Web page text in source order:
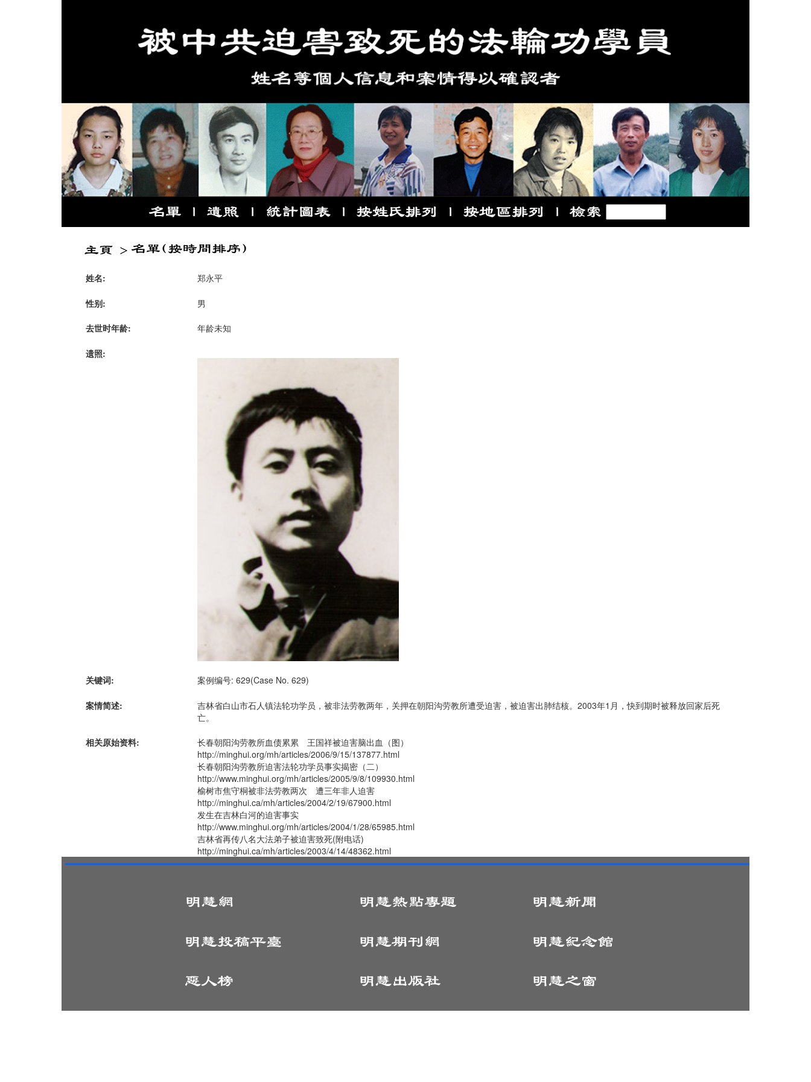
姓名: 郑永平
性别: 男
去世时年龄: 年龄未知
遗照:
关键词: 案例编号: 629(Case No. 629)
案情简述:
吉林省白山市石人镇法轮功学员，被非法劳教两年，关押在朝阳沟劳教所遭受迫害，被迫害出肺结核。2003年1月，快到期时被释放回家后死
亡。
相关原始资料:
长春朝阳沟劳教所血债累累 王国祥被迫害脑出血（图）
http://minghui.org/mh/articles/2006/9/15/137877.html
长春朝阳沟劳教所迫害法轮功学员事实揭密（二）
http://www.minghui.org/mh/articles/2005/9/8/109930.html
榆树市焦守桐被非法劳教两次 遭三年非人迫害
http://minghui.ca/mh/articles/2004/2/19/67900.html
发生在吉林白河的迫害事实
http://www.minghui.org/mh/articles/2004/1/28/65985.html
吉林省再传八名大法弟子被迫害致死(附电话)
http://minghui.ca/mh/articles/2003/4/14/48362.html